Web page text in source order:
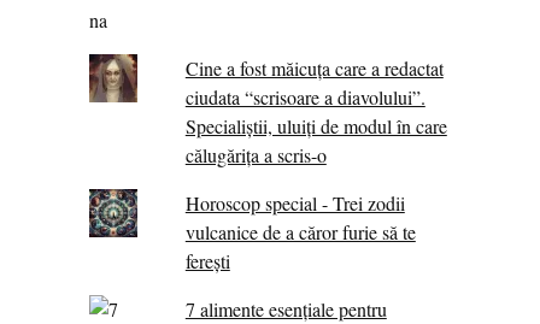
Cine a fost măicuţa care a redactat
ciudata “scrisoare a diavolului”.
Specialiştii, uluiţi de modul în care
călugărița a scris-o
Horoscop special - Trei zodii
vulcanice de a căror furie să te
ferești
7 alimente esenţiale pentru